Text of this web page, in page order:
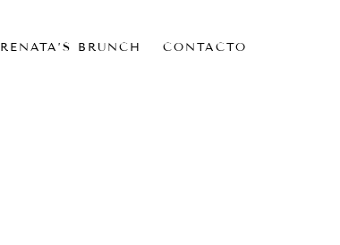
RENATA’S BRUNCH CONTACTO